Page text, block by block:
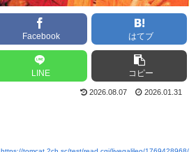
Facebook はてブ
LINE コピー
2026.08.07 2026.01.31